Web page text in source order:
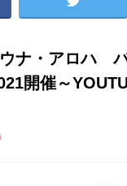
ナ・アロハ
開催～